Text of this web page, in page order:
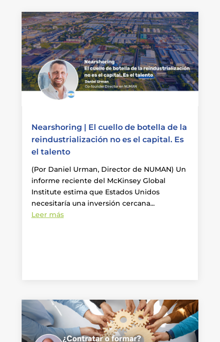
Nearshoring | El cuello de botella de la
reindustrialización no es el capital. Es
el talento
(Por Daniel Urman, Director de NUMAN) Un
informe reciente del McKinsey Global
Institute estima que Estados Unidos
necesitaría una inversión cercana...
Leer más